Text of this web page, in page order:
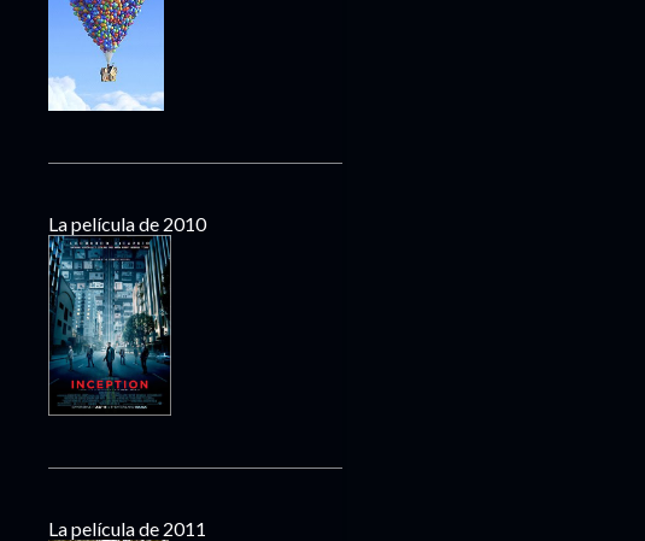
La película de 2010
La película de 2011